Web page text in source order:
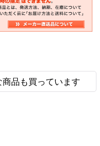
品も買っています